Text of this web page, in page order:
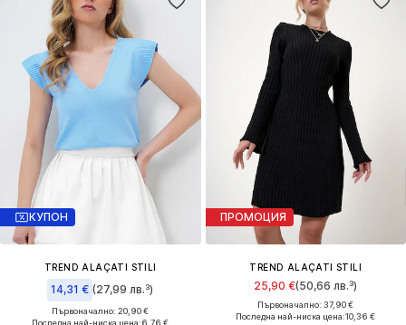
КУПОН
TREND ALAÇATI STILI
14,31 € (27,99 лв.³)
Първоначално: 20,90 €
Последна най-ниска цена:6,76 €
ПРОМОЦИЯ
TREND ALAÇATI STILI
25,90 €(50,66 лв.³)
Първоначално: 37,90 €
Последна най-ниска цена:10,36 €